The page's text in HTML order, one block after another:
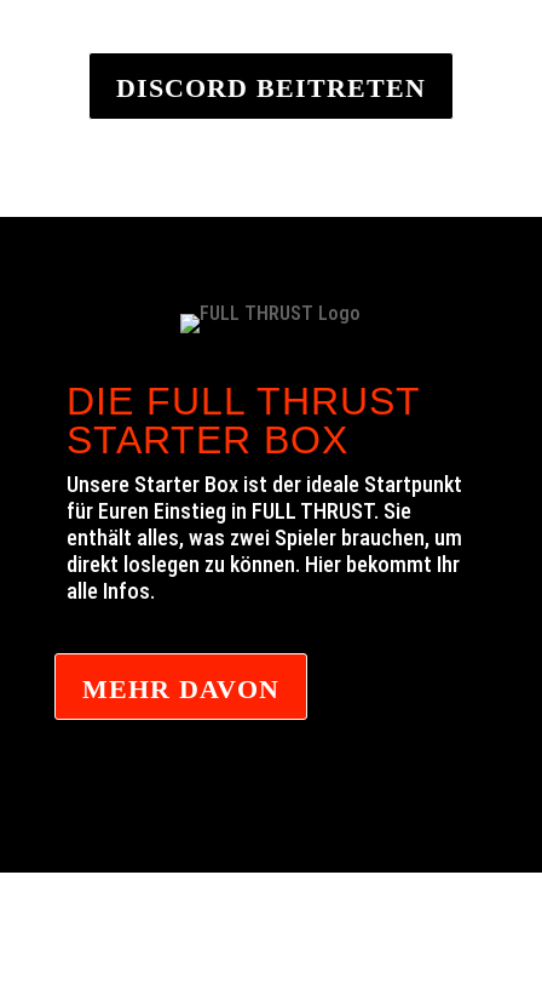
DISCORD BEITRETEN
DIE FULL THRUST
STARTER BOX
Unsere Starter Box ist der ideale Startpunkt
für Euren Einstieg in FULL THRUST. Sie
enthält alles, was zwei Spieler brauchen, um
direkt loslegen zu können. Hier bekommt Ihr
alle Infos.
MEHR DAVON